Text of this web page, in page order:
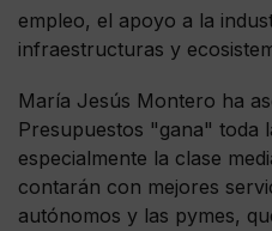
empleo, el apoyo a la
infraestructuras y
María Jesús Montero ha
Presupuestos "gana" toda
especialmente la clase
contarán con mejores
autónomos y las pymes,